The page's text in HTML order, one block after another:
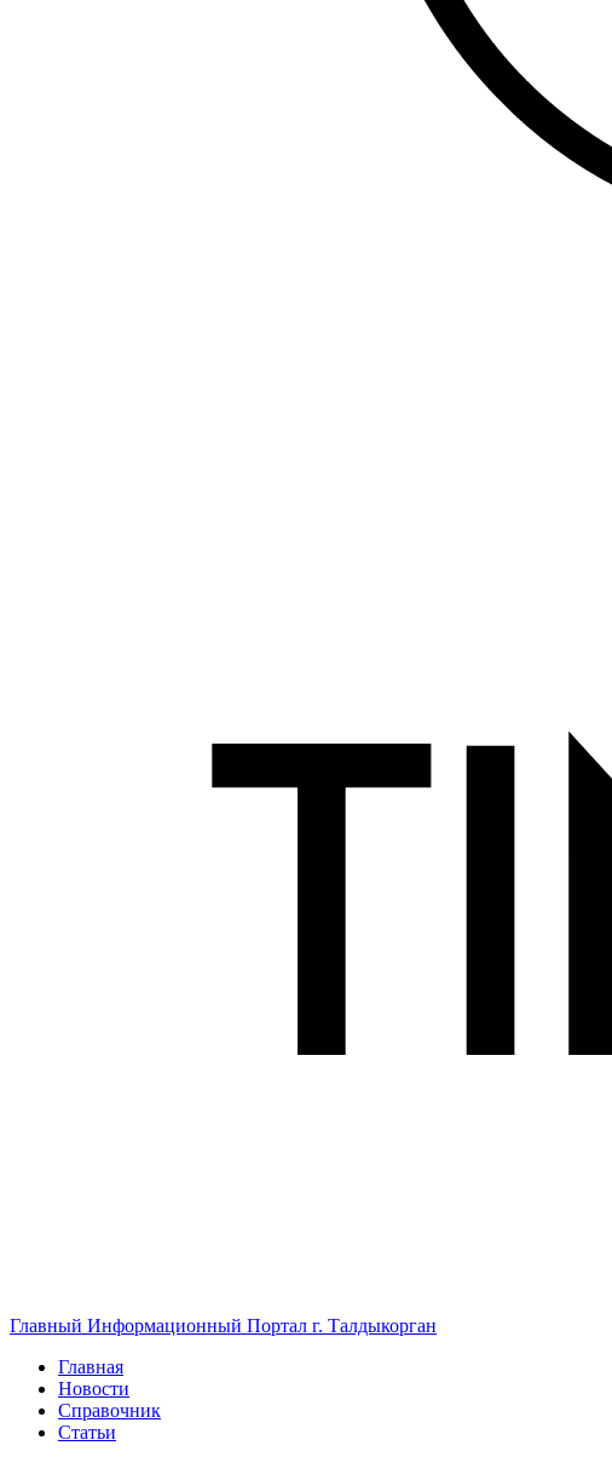
Главный Информационный Портал г. Талдыкорган
Главная
Новости
Справочник
Статьи